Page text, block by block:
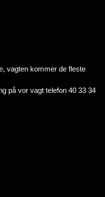
vagten kommer de fleste
på vor vagt telefon 40 33 34